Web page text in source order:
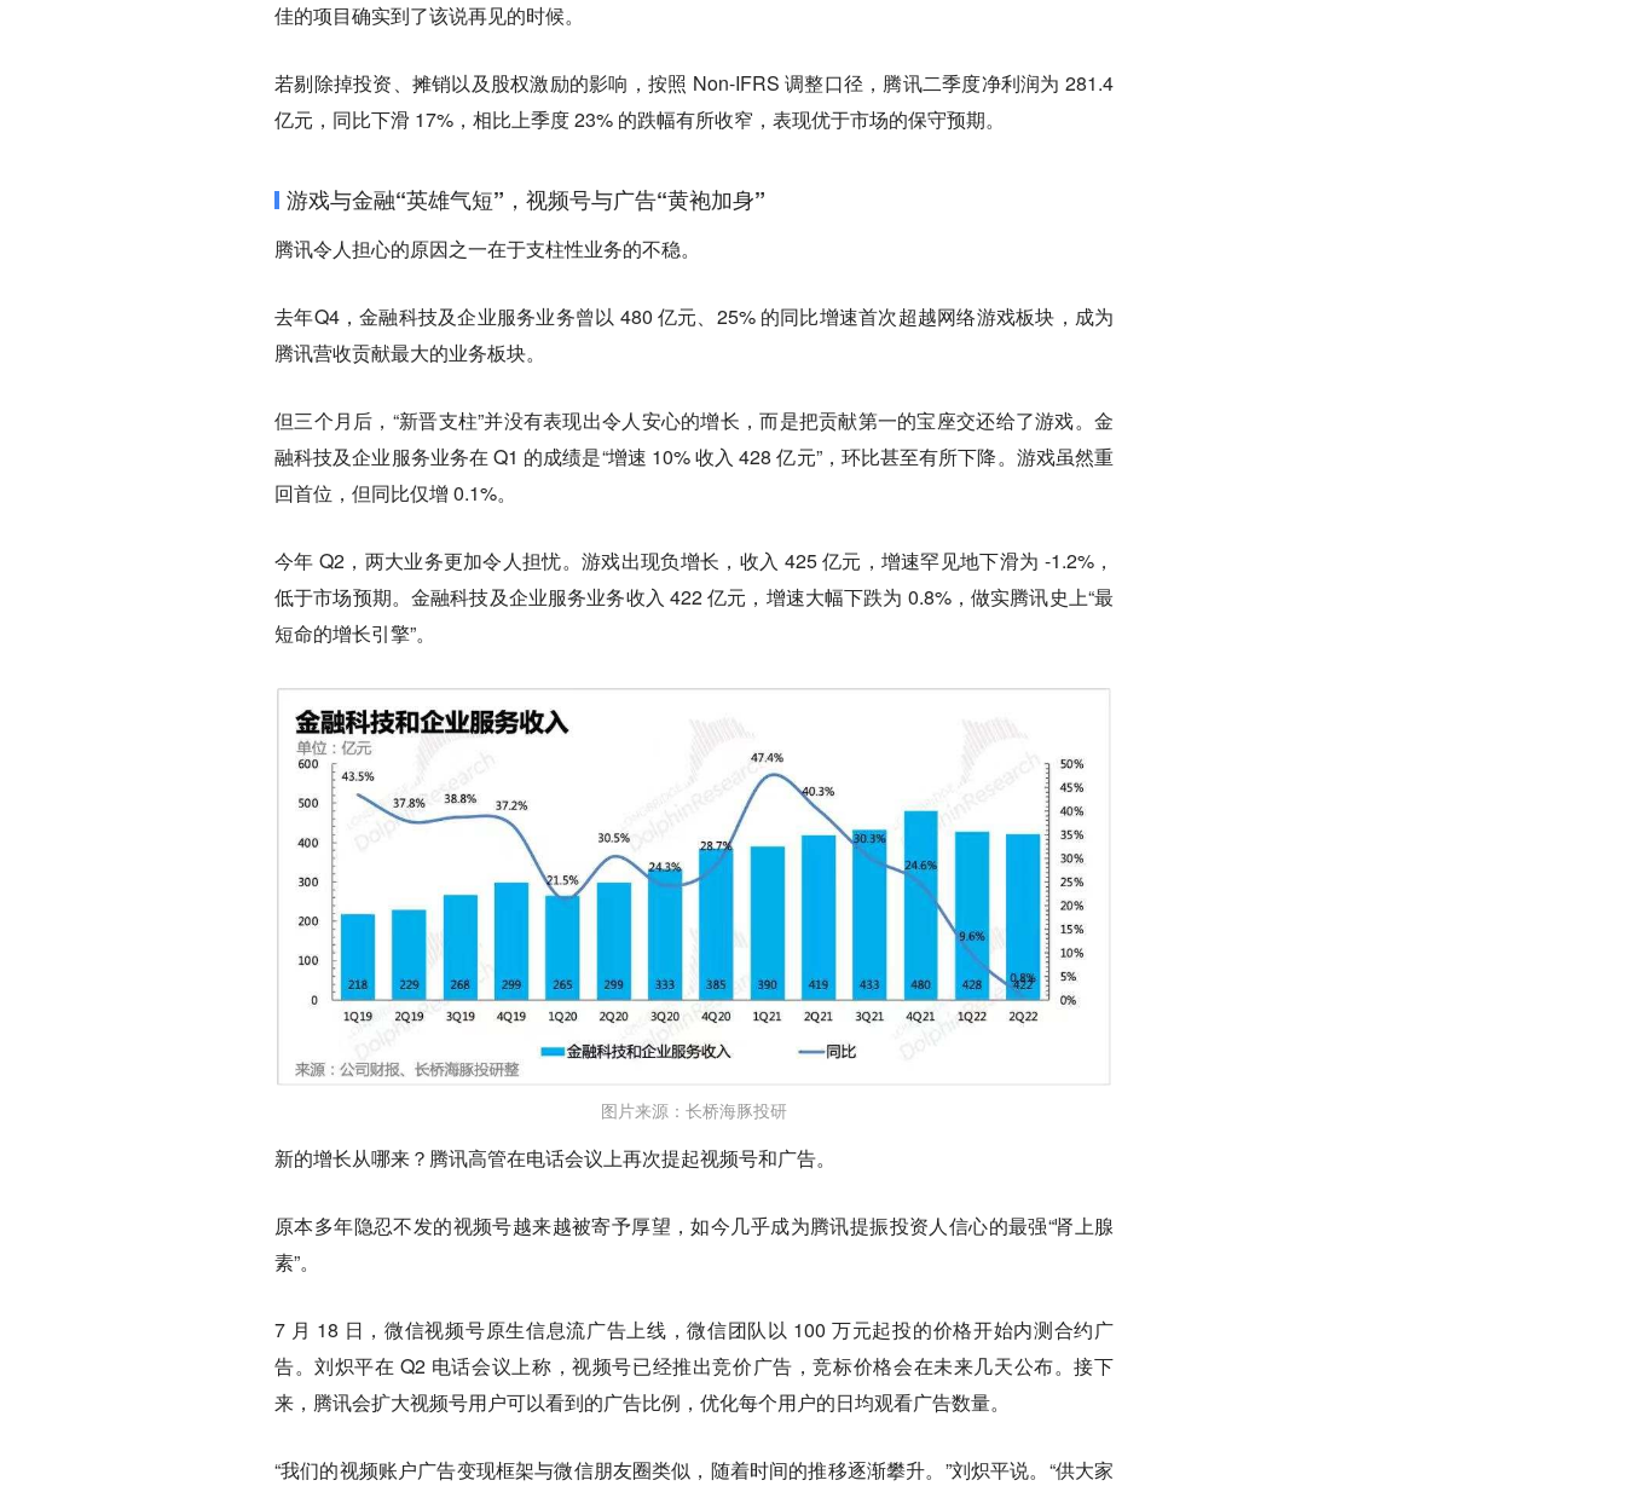
佳的项目确实到了该说再见的时候。
若剔除掉投资、摊销以及股权激励的影响，按照 Non-IFRS 调整口径，腾讯二季度净利润为 281.4
亿元，同比下滑 17%，相比上季度 23% 的跌幅有所收窄，表现优于市场的保守预期。
游戏与金融“英雄气短”，视频号与广告“黄袍加身”
腾讯令人担心的原因之一在于支柱性业务的不稳。
去年Q4，金融科技及企业服务业务曾以 480 亿元、25% 的同比增速首次超越网络游戏板块，成为
腾讯营收贡献最大的业务板块。
但三个月后，“新晋支柱”并没有表现出令人安心的增长，而是把贡献第一的宝座交还给了游戏。金
融科技及企业服务业务在 Q1 的成绩是“增速 10% 收入 428 亿元”，环比甚至有所下降。游戏虽然重
回首位，但同比仅增 0.1%。
今年 Q2，两大业务更加令人担忧。游戏出现负增长，收入 425 亿元，增速罕见地下滑为 -1.2%，
低于市场预期。金融科技及企业服务业务收入 422 亿元，增速大幅下跌为 0.8%，做实腾讯史上“最
短命的增长引擎”。
图片来源：长桥海豚投研
新的增长从哪来？腾讯高管在电话会议上再次提起视频号和广告。
原本多年隐忍不发的视频号越来越被寄予厚望，如今几乎成为腾讯提振投资人信心的最强“肾上腺
素”。
7 月 18 日，微信视频号原生信息流广告上线，微信团队以 100 万元起投的价格开始内测合约广
告。刘炽平在 Q2 电话会议上称，视频号已经推出竞价广告，竞标价格会在未来几天公布。接下
来，腾讯会扩大视频号用户可以看到的广告比例，优化每个用户的日均观看广告数量。
“我们的视频账户广告变现框架与微信朋友圈类似，随着时间的推移逐渐攀升。”刘炽平说。“供大家